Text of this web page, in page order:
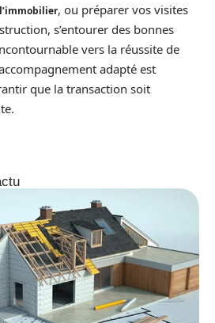
, ou préparer vos visites
s’entourer des bonnes
vers la réussite de
adapté est
que la transaction soit